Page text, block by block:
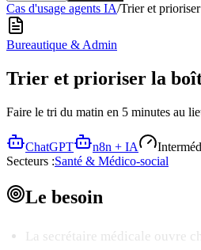
Cas d'usage agents IA/Trier et
Bureautique & Admin
Trier et prioriser la
Faire le tri du matin en 5 minutes au
ChatGPT n8n + IA
Secteurs :Santé & Médico-social
Le besoin
La secrétaire médicale ouvre